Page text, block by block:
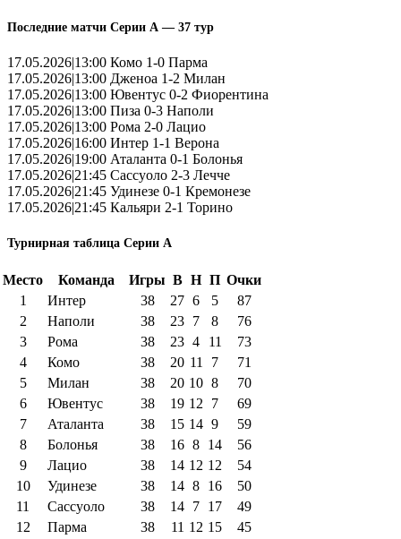
Последние матчи Серии А — 37 тур
17.05.2026|13:00 Комо 1-0 Парма
17.05.2026|13:00 Дженоа 1-2 Милан
17.05.2026|13:00 Ювентус 0-2 Фиорентина
17.05.2026|13:00 Пиза 0-3 Наполи
17.05.2026|13:00 Рома 2-0 Лацио
17.05.2026|16:00 Интер 1-1 Верона
17.05.2026|19:00 Аталанта 0-1 Болонья
17.05.2026|21:45 Сассуоло 2-3 Лечче
17.05.2026|21:45 Удинезе 0-1 Кремонезе
17.05.2026|21:45 Кальяри 2-1 Торино
Турнирная таблица Серии А
Место Команда Игры В Н П Очки
1
Интер 38 27 6 5
87
2
Наполи 38 23 7 8
76
3
Рома 38 23 4 11
73
4
Комо 38 20 11 7
71
5
Милан 38 20 10 8
70
6
Ювентус 38 19 12 7
69
7
Аталанта 38 15 14 9
59
8
Болонья 38 16 8 14
56
9
Лацио 38 14 12 12
54
10
Удинезе 38 14 8 16
50
11
Сассуоло 38 14 7 17
49
12
Парма 38 11 12 15
45